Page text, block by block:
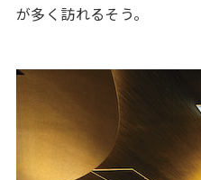
が多く訪れるそう。